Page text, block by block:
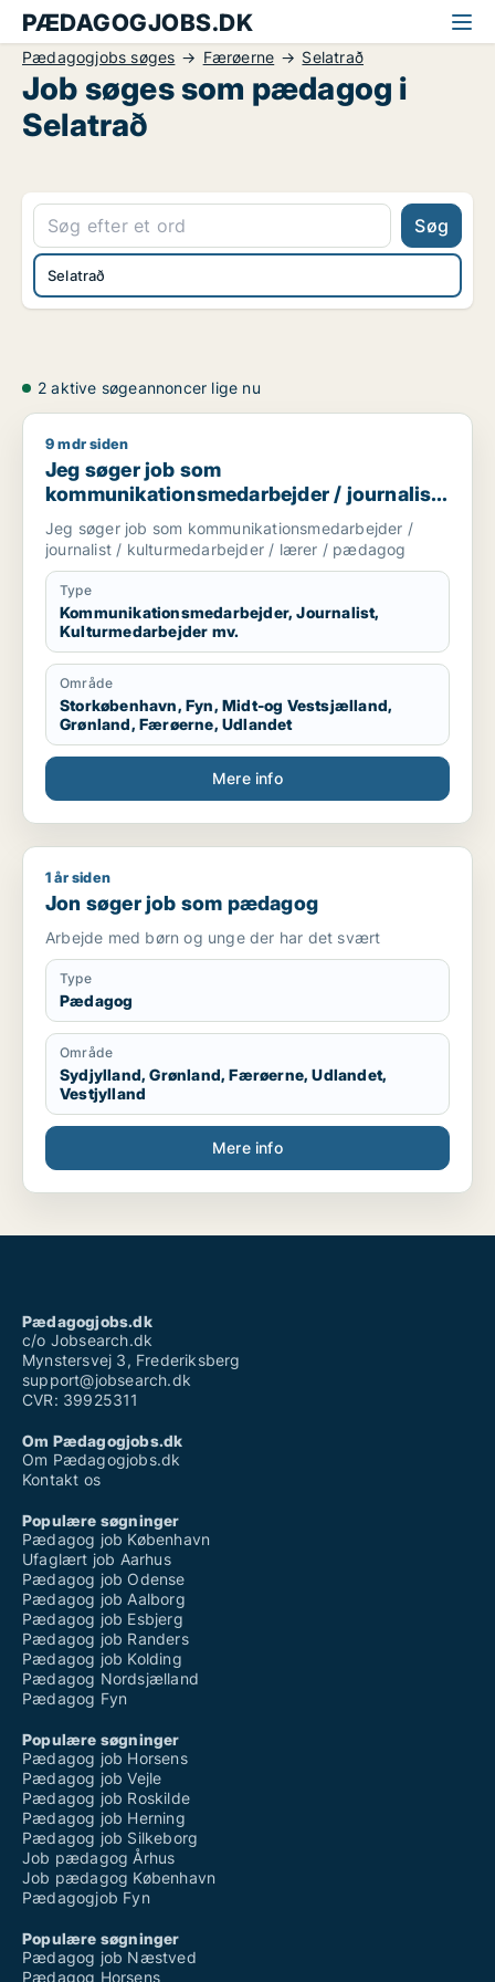
PÆDAGOGJOBS.DK
Pædagogjobs søges Færøerne Selatrað
Job søges som pædagog i
Selatrað
Søg
Selatrað
2 aktive søgeannoncer lige nu
Jeg søger job som kommunikationsmedarbejder /
9 mdr siden
Jeg søger job som
kommunikationsmedarbejder / journalist
/ kulturmedarbejder / lærer / pædagog
Jeg søger job som kommunikationsmedarbejder /
journalist / kulturmedarbejder / lærer / pædagog
Type
Kommunikationsmedarbejder, Journalist,
Kulturmedarbejder mv.
Område
Storkøbenhavn, Fyn, Midt-og Vestsjælland,
Grønland, Færøerne, Udlandet
Mere info
Jon søger job som pædagog
1 år siden
Jon søger job som pædagog
Arbejde med børn og unge der har det svært
Type
Pædagog
Område
Sydjylland, Grønland, Færøerne, Udlandet,
Vestjylland
Mere info
Pædagogjobs.dk
c/o Jobsearch.dk
Mynstersvej 3, Frederiksberg
support@jobsearch.dk
CVR: 39925311
Om Pædagogjobs.dk
Om Pædagogjobs.dk
Kontakt os
Populære søgninger
Pædagog job København
Ufaglært job Aarhus
Pædagog job Odense
Pædagog job Aalborg
Pædagog job Esbjerg
Pædagog job Randers
Pædagog job Kolding
Pædagog Nordsjælland
Pædagog Fyn
Populære søgninger
Pædagog job Horsens
Pædagog job Vejle
Pædagog job Roskilde
Pædagog job Herning
Pædagog job Silkeborg
Job pædagog Århus
Job pædagog København
Pædagogjob Fyn
Populære søgninger
Pædagog job Næstved
Pædagog Horsens